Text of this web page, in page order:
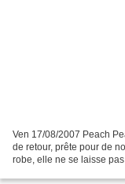
Ven 17/08/2007 Peach
de retour, prête pour de
robe, elle ne se laisse